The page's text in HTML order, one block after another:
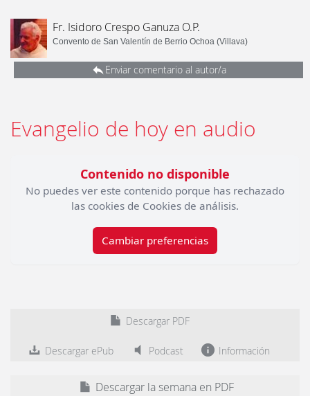
Fr. Isidoro Crespo Ganuza O.P.
Convento de San Valentín de Berrio Ochoa (Villava)
Enviar comentario al autor/a
Evangelio de hoy en audio
Contenido no disponible
No puedes ver este contenido porque has rechazado
las cookies de Cookies de análisis.
Cambiar preferencias
Descargar PDF
Descargar ePub Podcast Información
Descargar la semana en PDF